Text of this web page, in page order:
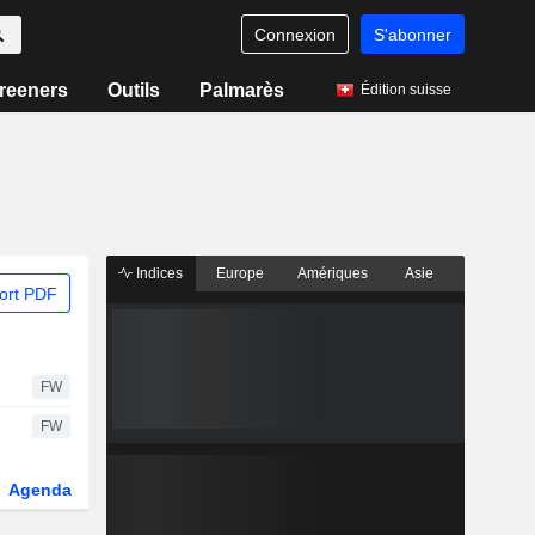
Connexion S'abonner
Outils Palmarès Édition suisse
PDF
FW
FW
Agenda
Indices Europe Amériques Asie